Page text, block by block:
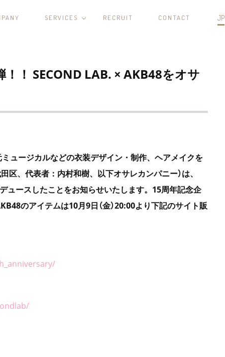
SERVICES RECRUIT CONTACT JP
！ SECOND LAB. × AKB48をオサ
ミュージカルなどの衣装デザイン・制作、ヘアメイクを
、代表者：内村和樹、以下オサレカンパニー）は、
ースしたことをお知らせいたします。 15周年記念企
のアイテムは10月9日（金）20:00より下記のサイト販